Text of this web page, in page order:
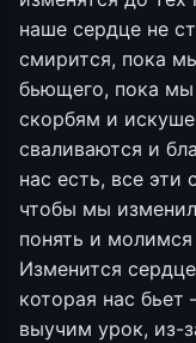
наше сердце не
смирится, пока
бьющего, пока мы
скорбям и
сваливаются и
нас есть, все эти
чтобы мы
понять и
Изменится
которая нас бьет
выучим урок, из-